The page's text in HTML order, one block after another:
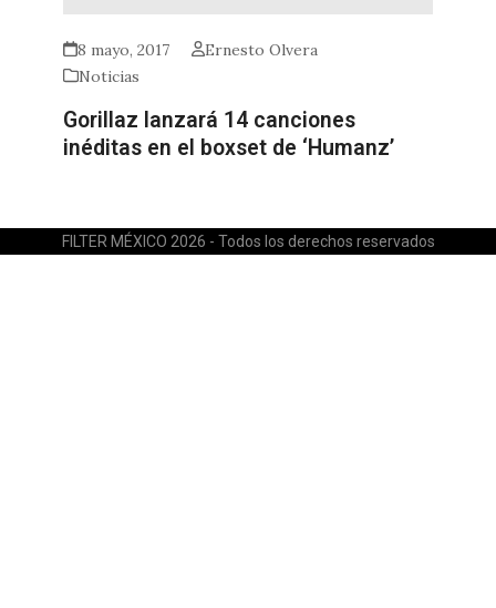
8 mayo, 2017
Ernesto Olvera
Noticias
Gorillaz lanzará 14 canciones
inéditas en el boxset de ‘Humanz’
FILTER MÉXICO 2026 - Todos los derechos reservados